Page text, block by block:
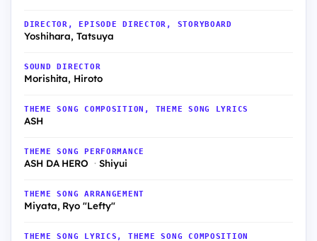
DIRECTOR, EPISODE DIRECTOR, STORYBOARD
Yoshihara, Tatsuya
SOUND DIRECTOR
Morishita, Hiroto
THEME SONG COMPOSITION, THEME SONG LYRICS
ASH
THEME SONG PERFORMANCE
ASH DA HERO Shiyui
THEME SONG ARRANGEMENT
Miyata, Ryo "Lefty"
THEME SONG LYRICS, THEME SONG COMPOSITION